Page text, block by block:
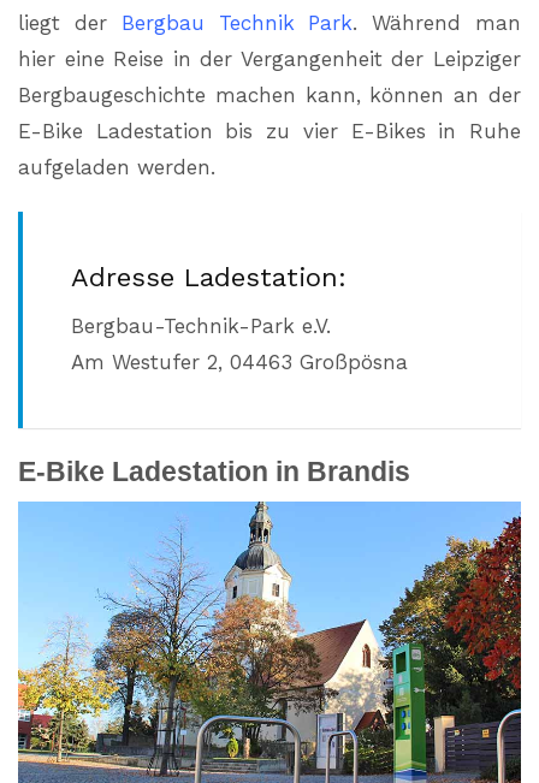
liegt der Bergbau Technik Park. Während man
hier eine Reise in der Vergangenheit der Leipziger
Bergbaugeschichte machen kann, können an der
E-Bike Ladestation bis zu vier E-Bikes in Ruhe
aufgeladen werden.
Adresse Ladestation:
Bergbau-Technik-Park e.V.
Am Westufer 2, 04463 Großpösna
E-Bike Ladestation in Brandis